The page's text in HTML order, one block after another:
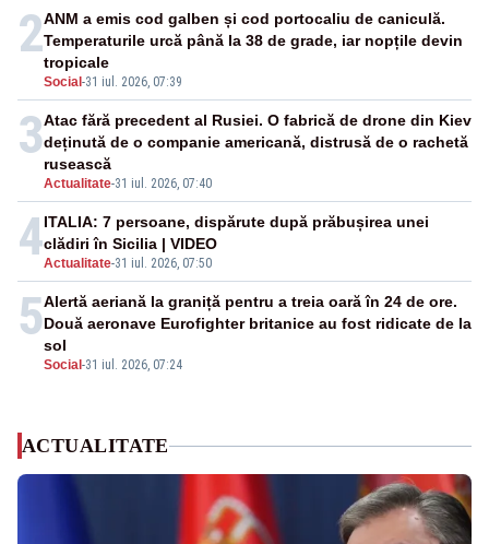
2
Social -31 iul. 2026, 07:39
ANM a emis cod galben și cod portocaliu de caniculă.
Temperaturile urcă până la 38 de grade, iar nopțile devin
tropicale
3
Actualitate-31 iul. 2026, 07:40
Atac fără precedent al Rusiei. O fabrică de drone din Kiev
deținută de o companie americană, distrusă de o rachetă
rusească
4Actualitate-31 iul. 2026, 07:50
ITALIA: 7 persoane, dispărute după prăbușirea unei
clădiri în Sicilia | VIDEO
5
Social -31 iul. 2026, 07:24
Alertă aeriană la graniță pentru a treia oară în 24 de ore.
Două aeronave Eurofighter britanice au fost ridicate de la
sol
ACTUALITATE